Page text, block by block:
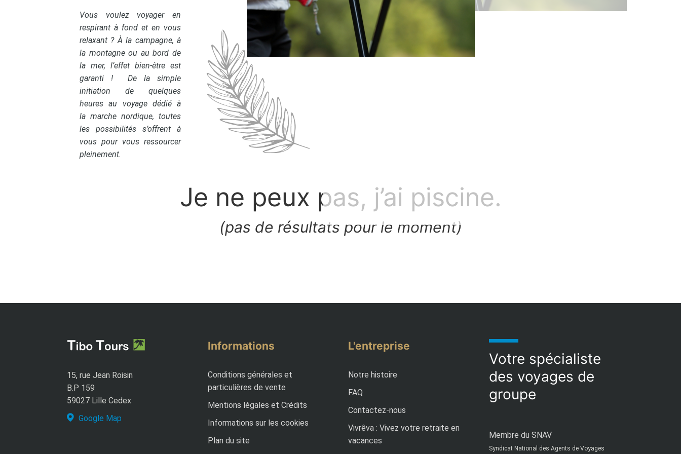
Vous voulez voyager en
respirant à fond et en vous
relaxant ? À la campagne, à
la montagne ou au bord de
la mer, l’effet bien-être est
garanti ! De la simple
initiation de quelques
heures au voyage dédié à
la marche nordique, toutes
les possibilités s’offrent à
vous pour vous ressourcer
pleinement.
Je ne peux pas, j’ai piscine.
(pas de résultats pour le moment)
15, rue Jean Roisin
B.P 159
59027 Lille Cedex
Google Map
Informations
Conditions générales et
particulières de vente
Mentions légales et Crédits
Informations sur les cookies
Plan du site
L'entreprise
Notre histoire
FAQ
Contactez-nous
Vivrêva : Vivez votre retraite en
vacances
Votre spécialiste
des voyages de
groupe
Membre du SNAV
Syndicat National des Agents de Voyages